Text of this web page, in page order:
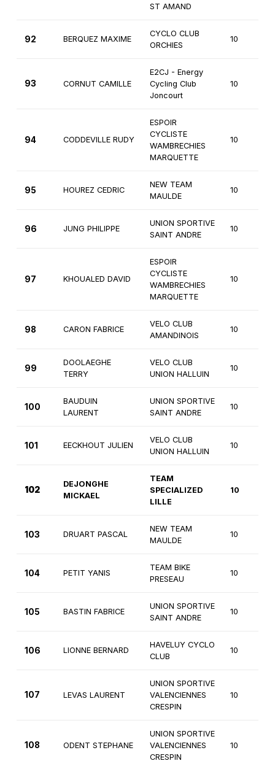
ST AMAND
92 BERQUEZ MAXIME
CYCLO CLUB
ORCHIES
10
93 CORNUT CAMILLE
E2CJ - Energy
Cycling Club
Joncourt
10
94 CODDEVILLE RUDY
ESPOIR
CYCLISTE
WAMBRECHIES
MARQUETTE
10
95 HOUREZ CEDRIC
NEW TEAM
MAULDE
10
96 JUNG PHILIPPE
UNION SPORTIVE
SAINT ANDRE
10
97 KHOUALED DAVID
ESPOIR
CYCLISTE
WAMBRECHIES
MARQUETTE
10
98 CARON FABRICE
VELO CLUB
AMANDINOIS
10
99
DOOLAEGHE
TERRY
VELO CLUB
UNION HALLUIN
10
100
BAUDUIN
LAURENT
UNION SPORTIVE
SAINT ANDRE
10
101 EECKHOUT JULIEN
VELO CLUB
UNION HALLUIN
10
102
DEJONGHE
MICKAEL
TEAM
SPECIALIZED
LILLE
10
103 DRUART PASCAL
NEW TEAM
MAULDE
10
104 PETIT YANIS
TEAM BIKE
PRESEAU
10
105 BASTIN FABRICE
UNION SPORTIVE
SAINT ANDRE
10
106 LIONNE BERNARD
HAVELUY CYCLO
CLUB
10
107 LEVAS LAURENT
UNION SPORTIVE
VALENCIENNES
CRESPIN
10
108 ODENT STEPHANE
UNION SPORTIVE
VALENCIENNES
CRESPIN
10